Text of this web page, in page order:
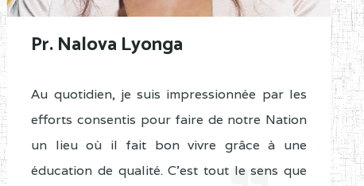
Pr. Nalova Lyonga
Au quotidien, je suis impressionnée par les
efforts consentis pour faire de notre Nation
un lieu où il fait bon vivre grâce à une
éducation de qualité. C'est tout le sens que